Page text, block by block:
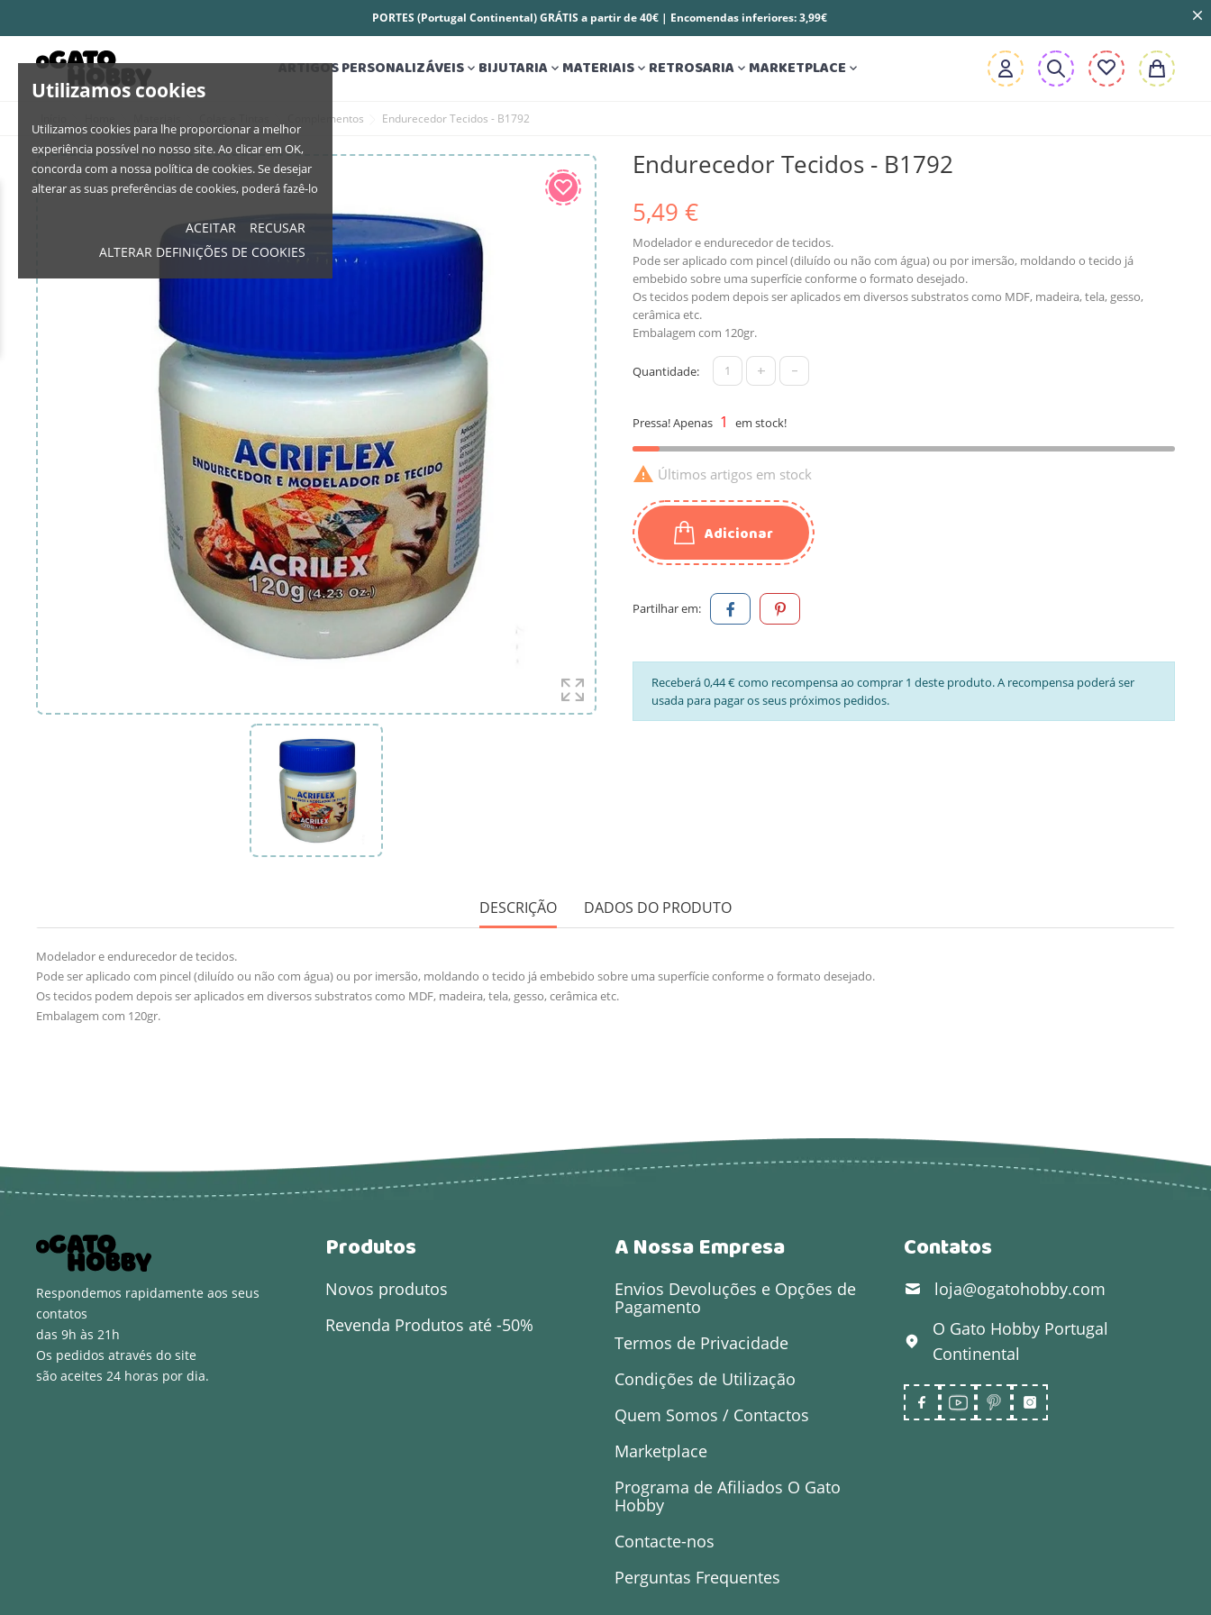
Utilizamos cookies
Utilizamos cookies para lhe proporcionar a melhor
experiência possível no nosso site. Ao clicar em OK,
concorda com a nossa política de cookies. Se desejar
alterar as suas preferências de cookies, poderá fazê-lo
ACEITAR
RECUSAR
ALTERAR DEFINIÇÕES DE COOKIES
PORTES (Portugal Continental) GRÁTIS a partir de 40€ | Encomendas inferiores: 3,99€
ARTIGOS PERSONALIZÁVEIS BIJUTARIA MATERIAIS RETROSARIA MARKETPLACE 
Complementos Endurecedor Tecidos - B1792
Endurecedor Tecidos - B1792
5,49 €
Modelador e endurecedor de tecidos.
Pode ser aplicado com pincel (diluído ou não com água) ou por imersão, moldando o tecido já
embebido sobre uma superfície conforme o formato desejado.
Os tecidos podem depois ser aplicados em diversos substratos como MDF, madeira, tela, gesso,
cerâmica etc.
Embalagem com 120gr.
Quantidade: + -
Pressa! Apenas 1 em stock!
 Últimos artigos em stock
Adicionar
Partilhar em:
Receberá 0,44 € como recompensa ao comprar 1 deste produto. A recompensa poderá ser
usada para pagar os seus próximos pedidos.
DESCRIÇÃO DADOS DO PRODUTO
Modelador e endurecedor de tecidos.
Pode ser aplicado com pincel (diluído ou não com água) ou por imersão, moldando o tecido já embebido sobre uma superfície conforme o formato desejado.
Os tecidos podem depois ser aplicados em diversos substratos como MDF, madeira, tela, gesso, cerâmica etc.
Embalagem com 120gr.
Respondemos rapidamente aos seus
contatos
das 9h às 21h
Os pedidos através do site
são aceites 24 horas por dia.
Produtos
Novos produtos
Revenda Produtos até -50%
A Nossa Empresa
Envios Devoluções e Opções de
Pagamento
Termos de Privacidade
Condições de Utilização
Quem Somos / Contactos
Marketplace
Programa de Afiliados O Gato
Hobby
Contacte-nos
Perguntas Frequentes
Contatos
loja@ogatohobby.com
O Gato Hobby Portugal
Continental